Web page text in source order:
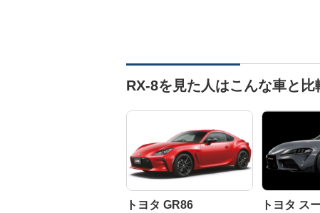
RX-8を見た人はこんな車と比
トヨタ GR86 トヨタ ス